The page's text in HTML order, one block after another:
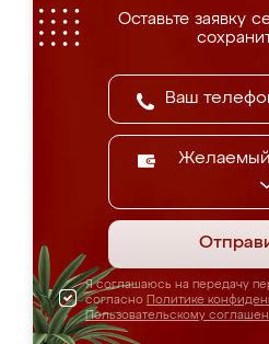
Оставьте заявку
Я соглашаюсь на передачу
согласно Политике
Пользовательскому